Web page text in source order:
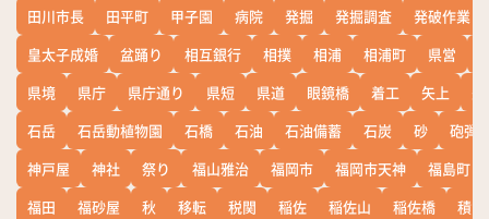
田川市長
田平町 甲子園 病院 発掘 発掘調査
発破作業
皇太子成婚
盆踊り 相互銀行 相撲 相浦 相浦町 県営
県境
県庁 県庁通り 県短 県道 眼鏡橋 着工 矢上
石岳
石岳動植物園 石橋 石油 石油備蓄 石炭 砂
砲弾
神戸屋
神社 祭り 福山雅治 福岡市 福岡市天神
福島町
福田
福砂屋 秋 移転 税関 稲佐 稲佐山 稲佐橋
積雪